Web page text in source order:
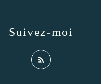
Suivez-moi